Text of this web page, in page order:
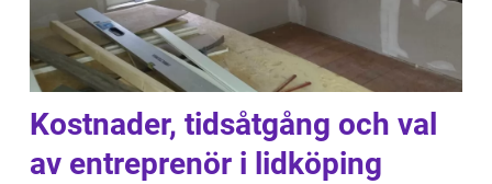
Kostnader, tidsåtgång och val
av entreprenör i lidköping